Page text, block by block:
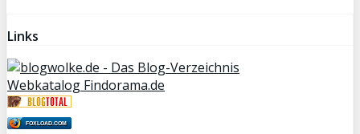
Links
Webkatalog Findorama.de
FOXLOAD.COM